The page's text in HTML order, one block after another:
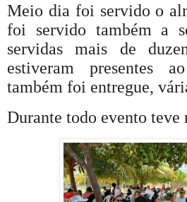
Meio dia foi servido o
foi servido também a
servidas mais de
estiveram presentes
também foi entregue,
Durante todo evento teve